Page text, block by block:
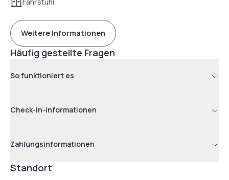
Weitere Informationen
Häufig gestellte Fragen
So funktioniert es
Check-in-Informationen
Zahlungsinformationen
Standort